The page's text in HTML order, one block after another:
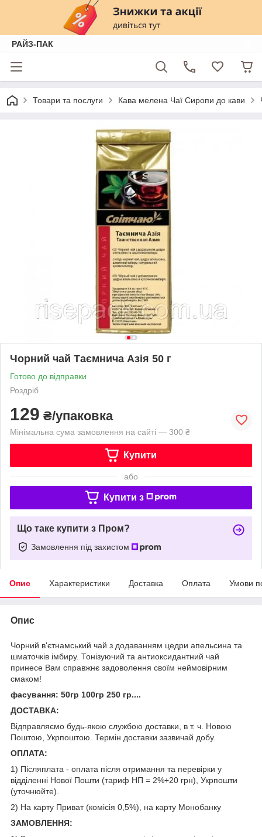
РАЙЗ-ПАК
Товари та послуги Кава мелена Чаї Сиропи до кави
Чорний чай Таємнича Азія 50 г
Готово до відправки
Роздріб
129 ₴/упаковка
Мінімальна сума замовлення на сайті — 300 ₴
Купити
або
Купити з
Що таке купити з Пром?
Замовлення під захистом
Опис Характеристики Доставка Оплата Умови
Опис
Чорний в'єтнамський чай з додаванням цедри апельсина та
шматочків імбиру. Тонізуючий та антиоксидантний чай
принесе Вам справжнє задоволення своїм неймовірним
смаком!
фасування: 50гр 100гр 250 гр....
ДОСТАВКА:
Відправляємо будь-якою службою доставки, в т. ч. Новою
Поштою, Укрпоштою. Термін доставки зазвичай добу.
ОПЛАТА:
1) Післяплата - оплата після отримання та перевірки у
відділенні Нової Пошти (тариф НП = 2%+20 грн), Укрпошти
(уточнюйте).
2) На карту Приват (комісія 0,5%), на карту Монобанку
ЗАМОВЛЕННЯ: